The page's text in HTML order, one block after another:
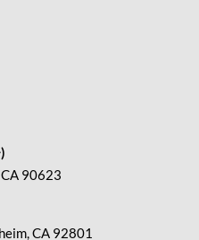
90623
CA 92801